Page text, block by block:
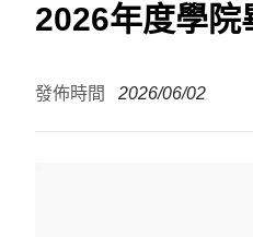
2026年度學院
發佈時間 2026/06/02